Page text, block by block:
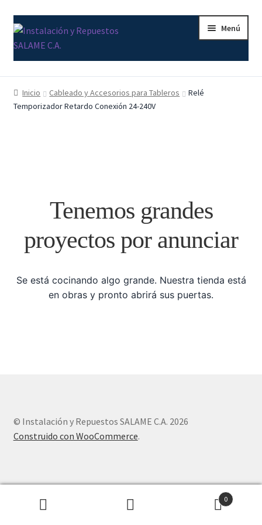
Ir
a
la
Ir
al
contenido
Menú
Inicio
Carrito
Finalizar compra
Sample Page
Inicio Cableado y Accesorios para Tableros
Relé
Temporizador Retardo Conexión 24-240V
Tenemos grandes
proyectos por anunciar
Se está cocinando algo grande. Nuestra tienda está
en obras y pronto abrirá sus puertas.
© Instalación y Repuestos SALAME C.A. 2026
Construido con WooCommerce.
0